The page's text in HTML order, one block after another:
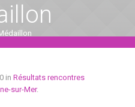
in Résultats rencontres
sur-Mer.